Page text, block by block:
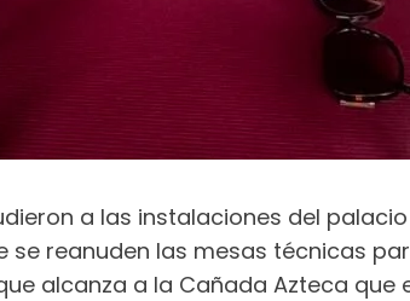
a las instalaciones del
reanuden las mesas técnicas
alcanza a la Cañada Azteca que